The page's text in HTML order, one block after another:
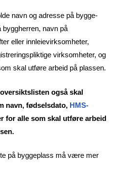
navn og adresse på bygge-
byggherren, navn på
eller innleievirksomheter,
virksomheter, og
skal utføre arbeid på plassen.
også skal
navn, fødselsdato, HMS-
for alle som skal utføre arbeid
på byggeplass må være mer